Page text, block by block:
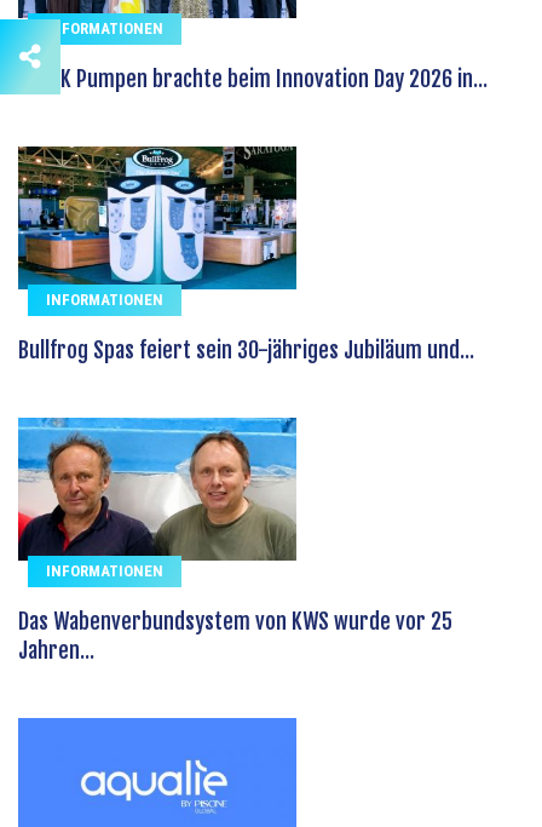
INFORMATIONEN
SPECK Pumpen brachte beim Innovation Day 2026 in...
INFORMATIONEN
Bullfrog Spas feiert sein 30-jähriges Jubiläum und...
INFORMATIONEN
Das Wabenverbundsystem von KWS wurde vor 25
Jahren...